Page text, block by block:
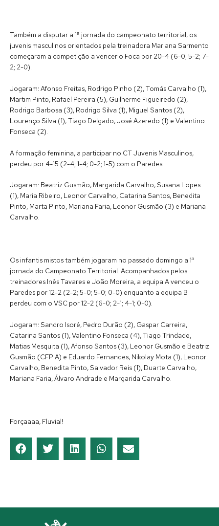
Também a disputar a 1ª jornada do campeonato territorial, os
juvenis masculinos orientados pela treinadora Mariana Sarmento
começaram a competição a vencer o Foca por 20-4 (6-0; 5-2; 7-
2; 2-0).
Jogaram: Afonso Freitas, Rodrigo Pinho (2), Tomás Carvalho (1),
Martim Pinto, Rafael Pereira (5), Guilherme Figueiredo (2),
Rodrigo Barbosa (3), Rodrigo Silva (1), Miguel Santos (2),
Lourenço Silva (1), Tiago Delgado, José Azeredo (1) e Valentino
Fonseca (2).
A formação feminina, a participar no CT Juvenis Masculinos,
perdeu por 4-15 (2-4; 1-4; 0-2; 1-5) com o Paredes.
Jogaram: Beatriz Gusmão, Margarida Carvalho, Susana Lopes
(1), Maria Ribeiro, Leonor Carvalho, Catarina Santos, Benedita
Pinto, Marta Pinto, Mariana Faria, Leonor Gusmão (3) e Mariana
Carvalho.
Os infantis mistos também jogaram no passado domingo a 1ª
jornada do Campeonato Territorial. Acompanhados pelos
treinadores Inês Tavares e João Moreira, a equipa A venceu o
Paredes por 12-2 (2-2; 5-0; 5-0; 0-0) enquanto a equipa B
perdeu com o VSC por 12-2 (6-0; 2-1; 4-1; 0-0).
Jogaram: Sandro Isoré, Pedro Durão (2), Gaspar Carreira,
Catarina Santos (1), Valentino Fonseca (4), Tiago Trindade,
Matias Mesquita (1), Afonso Santos (3), Leonor Gusmão e Beatriz
Gusmão (CFP A) e Eduardo Fernandes, Nikolay Mota (1), Leonor
Carvalho, Benedita Pinto, Salvador Reis (1), Duarte Carvalho,
Mariana Faria, Álvaro Andrade e Margarida Carvalho.
Forçaaaa, Fluvial!